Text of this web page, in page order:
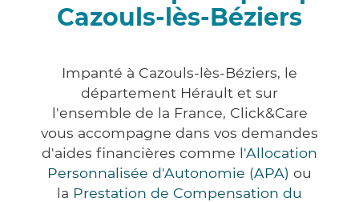
Cazouls-lès-Béziers
Impanté à Cazouls-lès-Béziers, le
département Hérault et sur
l'ensemble de la France, Click&Care
vous accompagne dans vos demandes
d'aides financières comme l'Allocation
Personnalisée d'Autonomie (APA) ou
la Prestation de Compensation du